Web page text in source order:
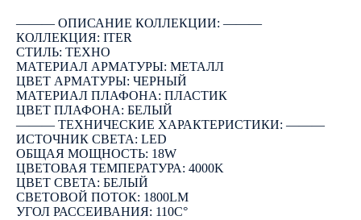
――― ОПИСАНИЕ КОЛЛЕКЦИИ: ―――
КОЛЛЕКЦИЯ: ITER
СТИЛЬ: ТЕХНО
МАТЕРИАЛ АРМАТУРЫ: МЕТАЛЛ
ЦВЕТ АРМАТУРЫ: ЧЕРНЫЙ
МАТЕРИАЛ ПЛАФОНА: ПЛАСТИК
ЦВЕТ ПЛАФОНА: БЕЛЫЙ
――― ТЕХНИЧЕСКИЕ ХАРАКТЕРИСТИКИ: ―――
ИСТОЧНИК СВЕТА: LED
ОБЩАЯ МОЩНОСТЬ: 18W
ЦВЕТОВАЯ ТЕМПЕРАТУРА: 4000K
ЦВЕТ СВЕТА: БЕЛЫЙ
СВЕТОВОЙ ПОТОК: 1800LM
УГОЛ РАССЕИВАНИЯ: 110C°